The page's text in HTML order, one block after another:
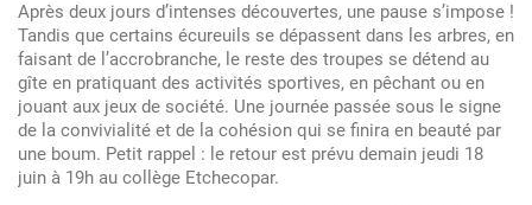
Après deux jours d’intenses découvertes, une pause s’impose !
Tandis que certains écureuils se dépassent dans les arbres, en
faisant de l’accrobranche, le reste des troupes se détend au
gîte en pratiquant des activités sportives, en pêchant ou en
jouant aux jeux de société. Une journée passée sous le signe
de la convivialité et de la cohésion qui se finira en beauté par
une boum. Petit rappel : le retour est prévu demain jeudi 18
juin à 19h au collège Etchecopar.